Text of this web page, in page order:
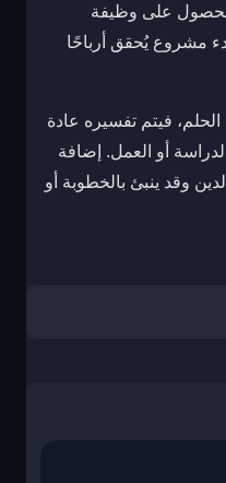
الحصول على وظيفة
مشروع يُحقق أرباحًا
فيتم تفسيره عادة
أو العمل. إضافة
وقد ينبئ بالخطوبة أو